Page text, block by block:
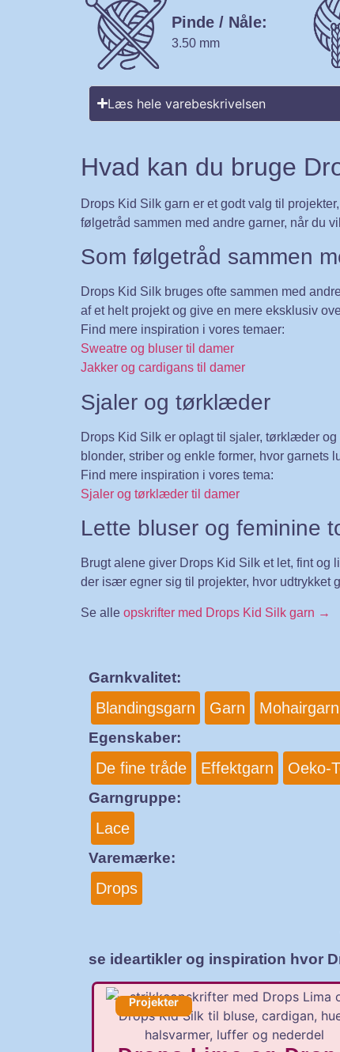
Pinde / Nåle:
3.50 mm
Læs hele varebeskrivelsen
Hvad kan du bruge
Drops Kid Silk garn er et godt valg til
følgetråd sammen med andre garner, når du
Som følgetråd sammen
Drops Kid Silk bruges ofte sammen med
af et helt projekt og give en mere eksklusiv
Find mere inspiration i vores temaer:
Sweatre og bluser til damer
Jakker og cardigans til damer
Sjaler og tørklæder
Drops Kid Silk er oplagt til sjaler, tørklæder
blonder, striber og enkle former, hvor garnets
Find mere inspiration i vores tema:
Sjaler og tørklæder til damer
Lette bluser og feminine
Brugt alene giver Drops Kid Silk et let, fint og
der især egner sig til projekter, hvor udtrykket
Se alle opskrifter med Drops Kid Silk garn →
Garnkvalitet:
Blandingsgarn Garn Mohairgarn
Egenskaber:
De fine tråde Effektgarn Oeko-
Garngruppe:
Lace
Varemærke:
Drops
se ideartikler og inspiration hvor
Projekter